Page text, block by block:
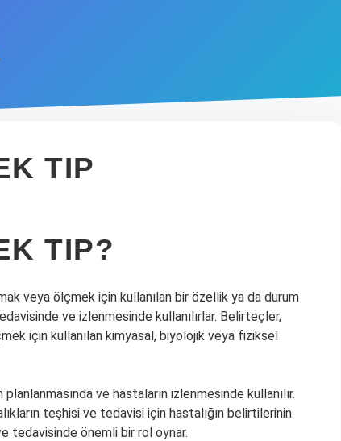
TIP
TIP?
veya ölçmek için kullanılan bir özellik ya da durum
ve izlenmesinde kullanılırlar. Belirteçler,
için kullanılan kimyasal, biyolojik veya fiziksel
ve hastaların izlenmesinde kullanılır.
teşhisi ve tedavisi için hastalığın belirtilerinin
tedavisinde önemli bir rol oynar.